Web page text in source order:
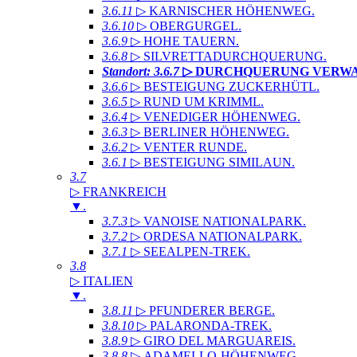
3.6.11 ▷ KARNISCHER HÖHENWEG.
3.6.10 ▷ OBERGURGEL.
3.6.9 ▷ HOHE TAUERN.
3.6.8 ▷ SILVRETTADURCHQUERUNG.
Standort: 3.6.7▷ DURCHQUERUNG
3.6.6 ▷ BESTEIGUNG ZUCKERHÜTL.
3.6.5 ▷ RUND UM KRIMML.
3.6.4 ▷ VENEDIGER HÖHENWEG.
3.6.3 ▷ BERLINER HÖHENWEG.
3.6.2 ▷ VENTER RUNDE.
3.6.1 ▷ BESTEIGUNG SIMILAUN.
3.7
▷ FRANKREICH
▼ .
3.7.3 ▷ VANOISE NATIONALPARK.
3.7.2 ▷ ORDESA NATIONALPARK.
3.7.1 ▷ SEEALPEN-TREK.
3.8
▷ ITALIEN
▼ .
3.8.11 ▷ PFUNDERER BERGE.
3.8.10 ▷ PALARONDA-TREK.
3.8.9 ▷ GIRO DEL MARGUAREIS.